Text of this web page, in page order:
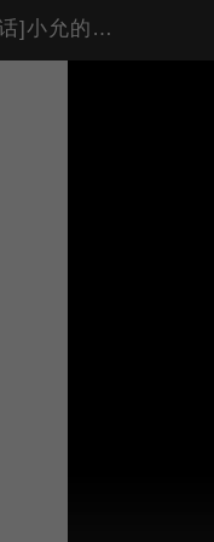
[第129话]小允的魂 （5）